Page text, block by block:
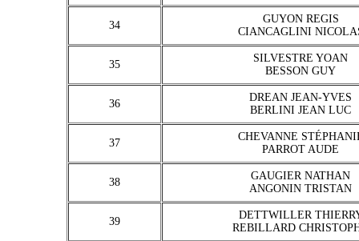
34
GUYON REGIS
CIANCAGLINI
35
SILVESTRE YOAN
BESSON GUY
36
DREAN JEAN-YVES
BERLINI JEAN LUC
37
CHEVANNE
PARROT AUDE
38
GAUGIER NATHAN
ANGONIN TRISTAN
39
DETTWILLER
REBILLARD